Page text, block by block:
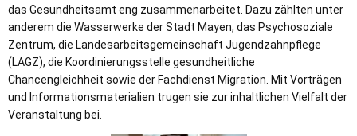
das Gesundheitsamt eng zusammenarbeitet. Dazu zählten unter
anderem die Wasserwerke der Stadt Mayen, das Psychosoziale
Zentrum, die Landesarbeitsgemeinschaft Jugendzahnpflege
(LAGZ), die Koordinierungsstelle gesundheitliche
Chancengleichheit sowie der Fachdienst Migration. Mit Vorträgen
und Informationsmaterialien trugen sie zur inhaltlichen Vielfalt der
Veranstaltung bei.